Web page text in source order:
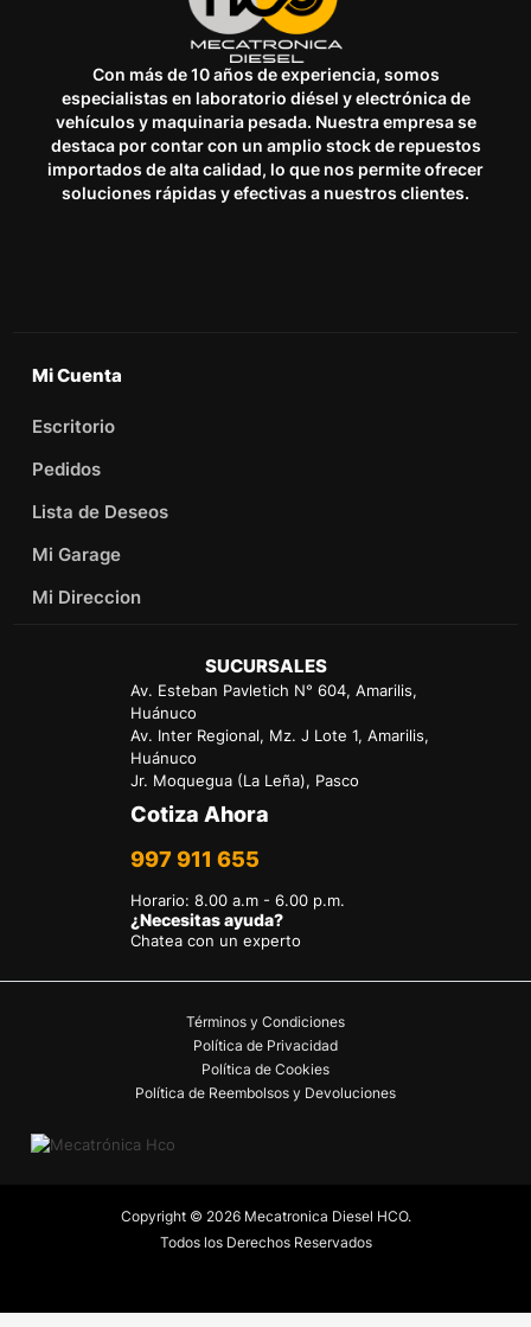
Con más de 10 años de experiencia, somos
especialistas en laboratorio diésel y electrónica de
vehículos y maquinaria pesada. Nuestra empresa se
destaca por contar con un amplio stock de repuestos
importados de alta calidad, lo que nos permite ofrecer
soluciones rápidas y efectivas a nuestros clientes.
Mi Cuenta
Escritorio
Pedidos
Lista de Deseos
Mi Garage
Mi Direccion
SUCURSALES
Av. Esteban Pavletich N° 604, Amarilis,
Huánuco
Av. Inter Regional, Mz. J Lote 1, Amarilis,
Huánuco
Jr. Moquegua (La Leña), Pasco
Cotiza Ahora
997 911 655
Horario:8.00 a.m - 6.00 p.m.
¿Necesitas ayuda?
Chatea con un experto
Términos y Condiciones
Política de Privacidad
Política de Cookies
Política de Reembolsos y Devoluciones
Copyright © 2026 Mecatronica Diesel HCO.
Todos los Derechos Reservados